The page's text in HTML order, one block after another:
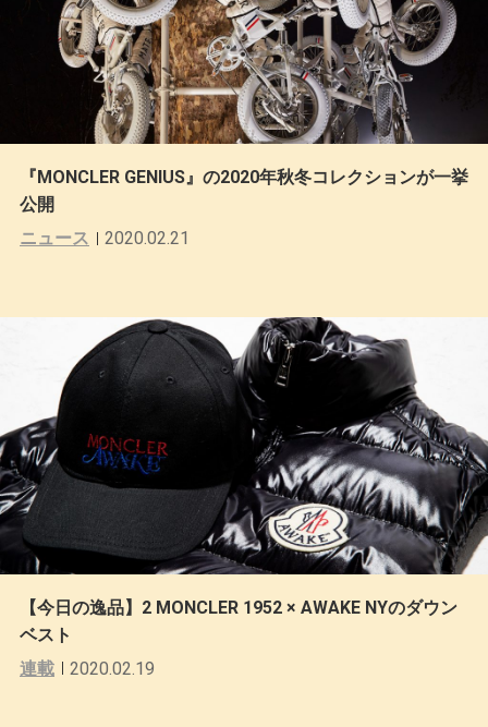
『MONCLER GENIUS』の2020年秋冬コレクションが一挙
公開
ニュース
2020.02.21
【今日の逸品】2 MONCLER 1952 × AWAKE NYのダウン
ベスト
連載
2020.02.19